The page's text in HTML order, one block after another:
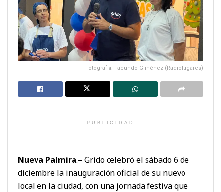
Fotografía: Facundo Giménez (Radiolugares)
PUBLICIDAD
Nueva Palmira.– Grido celebró el sábado 6 de
diciembre la inauguración oficial de su nuevo
local en la ciudad, con una jornada festiva que